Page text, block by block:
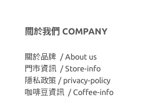
關於我們 COMPANY
關於品牌 / About us
門市資訊 / Store-info
隱私政策 / privacy-policy
咖啡豆資訊 / Coffee-info